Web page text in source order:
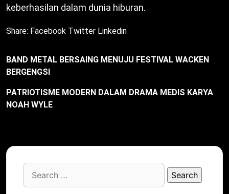
keberhasilan dalam dunia hiburan.
Share: Facebook Twitter Linkedin
BAND METAL BERSAING MENUJU FESTIVAL WACKEN
BERGENGSI
PATRIOTISME MODERN DALAM DRAMA MEDIS KARYA
NOAH WYLE
Search
for: